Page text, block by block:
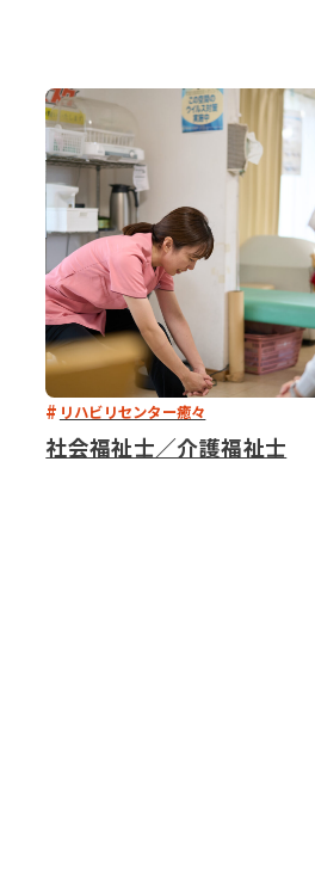
リハビリセンター癒々
社会福祉士／介護福祉士